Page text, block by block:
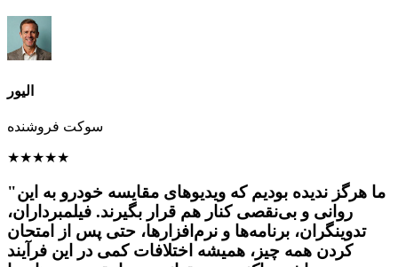
الیور
سوکت فروشنده
★★★★★
"ما هرگز ندیده بودیم که ویدیوهای مقایسه خودرو به این
روانی و بی‌نقصی کنار هم قرار بگیرند. فیلمبرداران،
تدوینگران، برنامه‌ها و نرم‌افزارها، حتی پس از امتحان
کردن همه چیز، همیشه اختلافات کمی در این فرآیند